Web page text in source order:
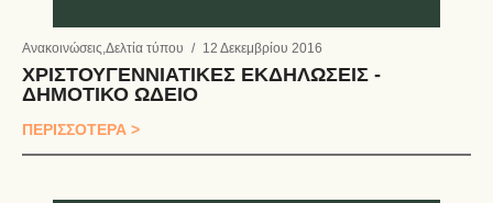
Ανακοινώσεις,Δελτία τύπου / 12 Δεκεμβρίου 2016
ΧΡΙΣΤΟΥΓΕΝΝΙΑΤΙΚΕΣ ΕΚΔΗΛΩΣΕΙΣ -
ΔΗΜΟΤΙΚΟ ΩΔΕΙΟ
ΠΕΡΙΣΣΟΤΕΡΑ >